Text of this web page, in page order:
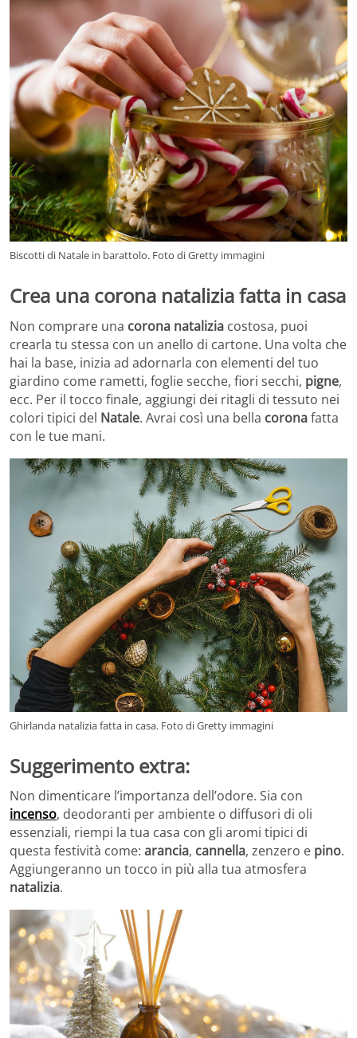
Biscotti di Natale in barattolo. Foto di Gretty immagini
Crea una corona natalizia fatta in casa
Non comprare una corona natalizia costosa, puoi
crearla tu stessa con un anello di cartone. Una volta che
hai la base, inizia ad adornarla con elementi del tuo
giardino come rametti, foglie secche, fiori secchi, pigne,
ecc. Per il tocco finale, aggiungi dei ritagli di tessuto nei
colori tipici del Natale. Avrai così una bella coronafatta
con le tue mani.
Ghirlanda natalizia fatta in casa. Foto di Gretty immagini
Suggerimento extra:
Non dimenticare l’importanza dell’odore. Sia con
incenso, deodoranti per ambiente o diffusori di oli
essenziali, riempi la tua casa con gli aromi tipici di
questa festività come: arancia, cannella, zenzero e pino.
Aggiungeranno un tocco in più alla tua atmosfera
natalizia.